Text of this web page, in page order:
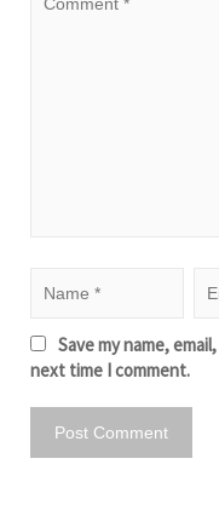
Save my name,
next time I comment.